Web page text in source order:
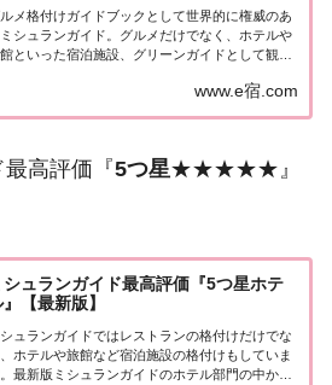
メ格付けガイドブックとして世界的に権威のあ
シュランガイド。グルメだけでなく、ホテルや
といった宿泊施設、グリーンガイドとして観光
版としては、2007年11月20日に「ミシュランガイ
www.e宿.com
高評価『5つ星★★★★★』
シュランガイド最高評価『5つ星ホテ
【最新版】
シュランガイドではレストランの格付けだけでな
、ホテルや旅館など宿泊施設の格付けもしていま
最新版ミシュランガイドのホテル部門の中から